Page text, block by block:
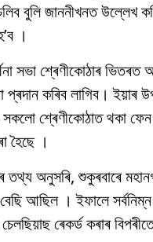
বুলি জাননীখনত উল্লেখ
।
সভা শ্ৰেণীকোঠাৰ
প্ৰদান কৰিব লাগিব। ইয়াৰ
সকলো শ্ৰেণীকোঠাত থকা
হৈছে ।
তথ্য অনুসৰি, শুকুৰবাৰে
আছিল । ইফালে
ৰেকৰ্ড কৰাৰ